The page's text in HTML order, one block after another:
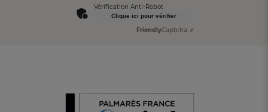
Vérification Anti-Robot
Clique ici pour vérifier
FriendlyCaptcha ⇗